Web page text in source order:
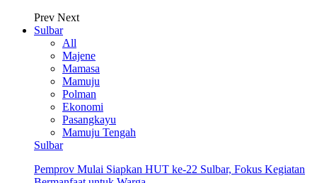
Prev Next
Sulbar
All
Majene
Mamasa
Mamuju
Polman
Ekonomi
Pasangkayu
Mamuju Tengah
Sulbar
Pemprov Mulai Siapkan HUT ke-22 Sulbar, Fokus Kegiatan